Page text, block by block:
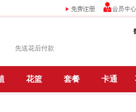
先送花后付款
花篮 套餐 卡通
精灵